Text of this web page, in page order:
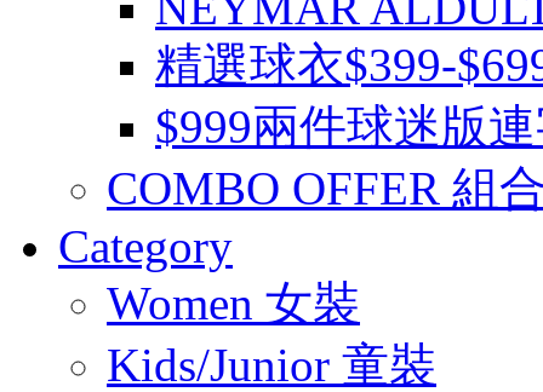
精選球衣$399-
$999兩件球迷版
COMBO OFFER 組
Category
Women 女裝
Kids/Junior 童裝